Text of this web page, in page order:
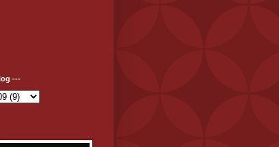
---